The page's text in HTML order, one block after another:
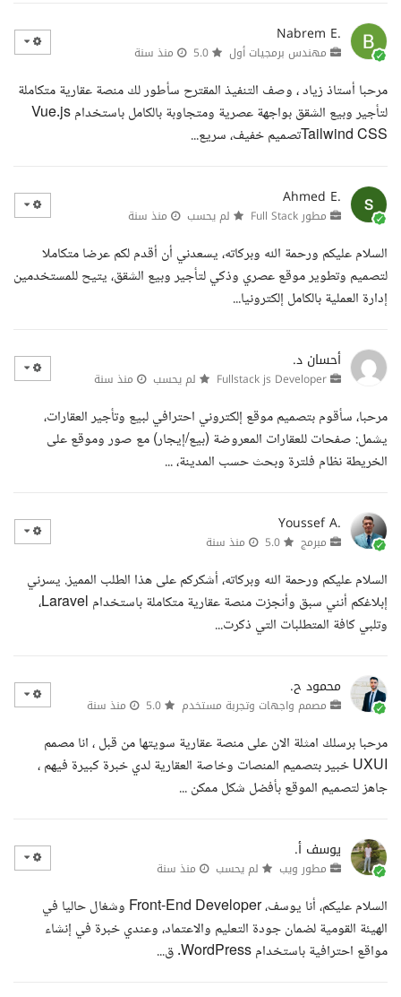
Nabrem E.
مهندس برمجيات أول منذ سنة
مرحبا أستاذ زياد ، وصف التنفيذ المقترح سأطور لك منصة عقارية متكاملة
لتأجير وبيع الشقق بواجهة عصرية ومتجاوبة بالكامل باستخدام Vue.js
Tailwind CSSتصميم خفيف، سريع...
Ahmed E.
مطور Full Stack لم يحسب منذ سنة
السلام عليكم ورحمة الله وبركاته، يسعدني أن أقدم لكم عرضا متكاملا
لتصميم وتطوير موقع عصري وذكي لتأجير وبيع الشقق، يتيح للمستخدمين
إدارة العملية بالكامل إلكترونيا...
أحسان د.
لم يحسب منذ سنة
مرحبا، سأقوم بتصميم موقع إلكتروني احترافي لبيع وتأجير العقارات،
يشمل: صفحات للعقارات المعروضة (بيع/إيجار) مع صور وموقع على
الخريطة نظام فلترة وبحث حسب المدينة، ...
Youssef A.
مبرمج منذ سنة
السلام عليكم ورحمة الله وبركاته، أشكركم على هذا الطلب المميز. يسرني
إبلاغكم أنني سبق وأنجزت منصة عقارية متكاملة باستخدام Laravel،
وتلبي كافة المتطلبات التي ذكرت...
محمود ح.
مصمم واجهات وتجربة مستخدم منذ سنة
مرحبا برسلك امثلة الان على منصة عقارية سويتها من قبل ، انا مصمم
UXUI خبير بتصميم المنصات وخاصة العقارية لدي خبرة كبيرة فيهم ،
جاهز لتصميم الموقع بأفضل شكل ممكن ...
يوسف أ.
مطور ويب لم يحسب منذ سنة
السلام عليكم، أنا يوسف، Front-End Developer وشغال حاليا في
الهيئة القومية لضمان جودة التعليم والاعتماد، وعندي خبرة في إنشاء
مواقع احترافية باستخدام WordPress. ق...